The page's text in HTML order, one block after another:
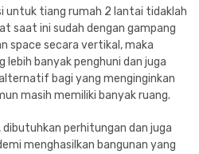
untuk tiang rumah 2 lantai tidaklah
saat ini sudah dengan gampang
space secara vertikal, maka
lebih banyak penghuni dan juga
bagi yang menginginkan
masih memiliki banyak ruang.
perhitungan dan juga
menghasilkan bangunan yang